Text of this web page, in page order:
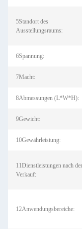
5Standort des
Ausstellungsraums:
6Spannung:
7Macht:
8Abmessungen (L*W*H):
9Gewicht:
10Gewährleistung:
11Dienstleistungen nach
Verkauf:
12Anwendungsbereiche: